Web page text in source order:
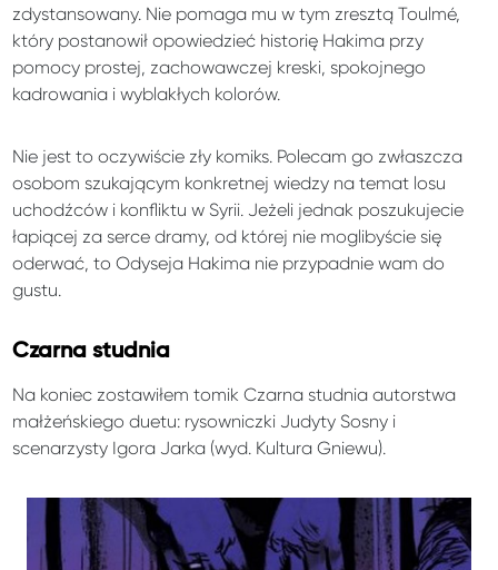
zdystansowany. Nie pomaga mu w tym zresztą Toulmé,
który postanowił opowiedzieć historię Hakima przy
pomocy prostej, zachowawczej kreski, spokojnego
kadrowania i wyblakłych kolorów.
Nie jest to oczywiście zły komiks. Polecam go zwłaszcza
osobom szukającym konkretnej wiedzy na temat losu
uchodźców i konfliktu w Syrii. Jeżeli jednak poszukujecie
łapiącej za serce dramy, od której nie moglibyście się
oderwać, to Odyseja Hakima nie przypadnie wam do
gustu.
Czarna studnia
Na koniec zostawiłem tomik Czarna studnia autorstwa
małżeńskiego duetu: rysowniczki Judyty Sosny i
scenarzysty Igora Jarka (wyd. Kultura Gniewu).